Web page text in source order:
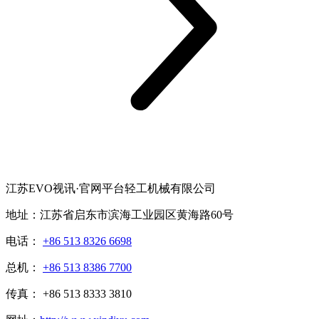
江苏EVO视讯·官网平台轻工机械有限公司
地址：江苏省启东市滨海工业园区黄海路60号
电话： +86 513 8326 6698
总机： +86 513 8386 7700
传真： +86 513 8333 3810